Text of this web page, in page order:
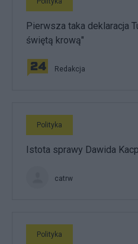
Pierwsza taka deklaracja
świętą krową"
Redakcja
Polityka
Istota sprawy Dawida
catrw
Polityka